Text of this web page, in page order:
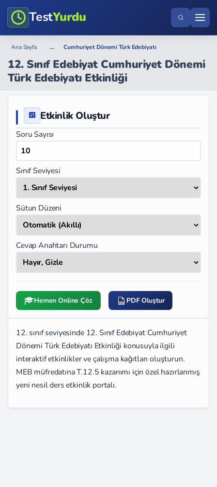
TestYurdu
Ana Sayfa › ... › Cumhuriyet Dönemi Türk Edebiyatı
12. Sınıf Edebiyat Cumhuriyet Dönemi
Türk Edebiyatı Etkinliği
Etkinlik Oluştur
Soru Sayısı
Sınıf Seviyesi
Sütun Düzeni
Cevap Anahtarı Durumu
Hemen Online Çöz PDF Oluştur
12. sınıf seviyesinde 12. Sınıf Edebiyat Cumhuriyet
Dönemi Türk Edebiyatı Etkinliği konusuyla ilgili
interaktif etkinlikler ve çalışma kağıtları oluşturun.
MEB müfredatına T.12.5 kazanımı için özel hazırlanmış
yeni nesil ders etkinlik portalı.